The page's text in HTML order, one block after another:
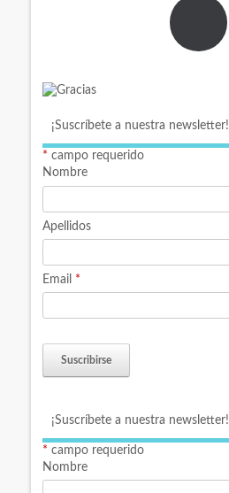
¡Suscríbete a nuestra newsletter!
* campo requerido
Nombre
Apellidos
Email *
¡Suscríbete a nuestra newsletter!
* campo requerido
Nombre